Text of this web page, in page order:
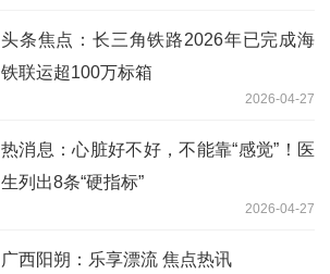
头条焦点：长三角铁路2026年已完成海
铁联运超100万标箱
2026-04-27
热消息：心脏好不好，不能靠“感觉”！医
生列出8条“硬指标”
2026-04-27
广西阳朔：乐享漂流 焦点热讯